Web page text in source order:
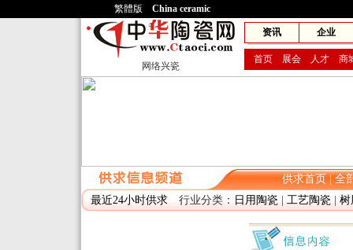
繁體版 China ceramic
网络兴瓷
资讯 企业
首页 展会 人才 商
供求首页|全
最近24小时供求行业分类： 日用陶瓷| 工艺陶瓷| 树